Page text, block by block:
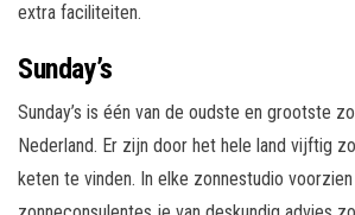
extra faciliteiten.
Sunday’s
Sunday’s is één van de oudste en grootste
Nederland. Er zijn door het hele land vijftig
keten te vinden. In elke zonnestudio